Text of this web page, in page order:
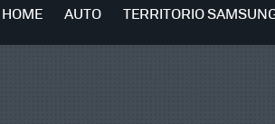
HOME AUTO TERRITORIO